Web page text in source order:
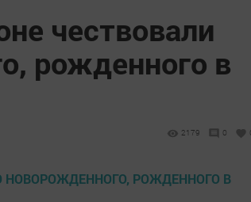
чествовали
рожденного в
2179 0